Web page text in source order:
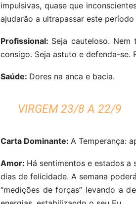
impulsivas, quase que
ajudarão a ultrapassar este
Profissional: Seja cauteloso.
consigo. Seja astuto e defenda-se.
Saúde: Dores na anca e bacia.
VIRGEM 23/8 A 22/9
Carta Dominante: A Temperança:
Amor: Há sentimentos e estados
dias de felicidade. A semana
“medições de forças” levando a